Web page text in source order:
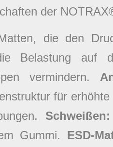
der
die den
Belastung auf
vermindern.
für
Gummi. ESD-